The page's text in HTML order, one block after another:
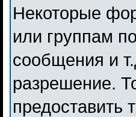
Некоторые
или группам
сообщения и
разрешение.
предоставить